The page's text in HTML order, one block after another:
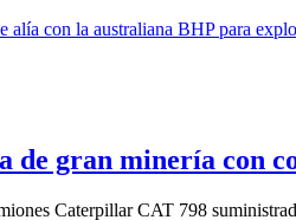
de gran minería con
Caterpillar CAT 798